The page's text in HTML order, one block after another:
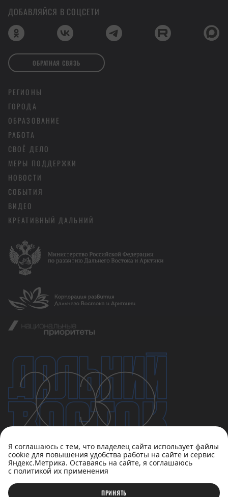
Я соглашаюсь с тем, что владелец сайта использует файлы
cookie для повышения удобства работы на сайте и сервис
Яндекс.Метрика. Оставаясь на сайте, я соглашаюсь
с политикой их применения
ПРИНЯТЬ
РЕГИОНЫ
ГОРОДА
ОБРАЗОВАНИЕ
РАБОТА
СВОЁ ДЕЛО
МЕРЫ ПОДДЕРЖКИ
НОВОСТИ
СОБЫТИЯ
ВИДЕО
КРЕАТИВНЫЙ ДАЛЬНИЙ
ДОБАВЛЯЙСЯ В СОЦСЕТИ
Политика конфиденциальности
Пользовательское соглашение
ОБРАТНАЯ СВЯЗЬ